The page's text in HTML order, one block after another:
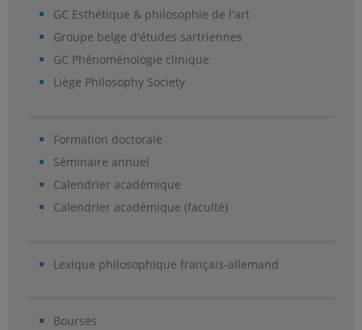
GC Esthétique & philosophie de l'art
Groupe belge d'études sartriennes
GC Phénoménologie clinique
Liège Philosophy Society
Formation doctorale
Séminaire annuel
Calendrier académique
Calendrier académique (faculté)
Lexique philosophique français-allemand
Bourses